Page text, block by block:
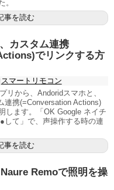
。
事を読む
カスタム連携
でリンクする方
スマートリモコン
リから、Andoridスマホと、
連携(=Conversation Actions)
します。「OK Google ネイチ
て」で、声操作する時の連
事を読む
Remoで照明を操